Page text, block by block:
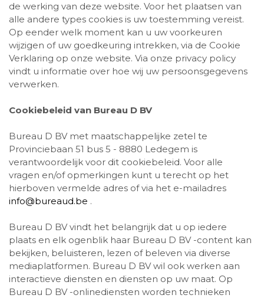
de werking van deze website. Voor het plaatsen van
alle andere types cookies is uw toestemming vereist.
Op eender welk moment kan u uw voorkeuren
wijzigen of uw goedkeuring intrekken, via de Cookie
Verklaring op onze website. Via onze privacy policy
vindt u informatie over hoe wij uw persoonsgegevens
verwerken.
Cookiebeleid van Bureau D BV
Bureau D BV met maatschappelijke zetel te
Provinciebaan 51 bus 5 - 8880 Ledegem is
verantwoordelijk voor dit cookiebeleid. Voor alle
vragen en/of opmerkingen kunt u terecht op het
hierboven vermelde adres of via het e-mailadres
info@bureaud.be .
Bureau D BV vindt het belangrijk dat u op iedere
plaats en elk ogenblik haar Bureau D BV -content kan
bekijken, beluisteren, lezen of beleven via diverse
mediaplatformen. Bureau D BV wil ook werken aan
interactieve diensten en diensten op uw maat. Op
Bureau D BV -onlinediensten worden technieken